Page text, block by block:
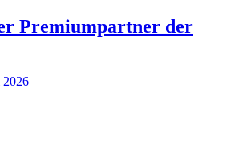
Premiumpartner der
2026